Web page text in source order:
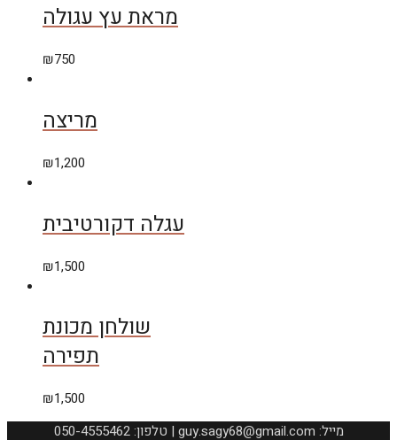
מראת עץ עגולה
₪750
מריצה
₪1,200
עגלה דקורטיבית
₪1,500
שולחן מכונת
תפירה
₪1,500
050-4555462 :טלפון | guy.sagy68@gmail.com :מייל